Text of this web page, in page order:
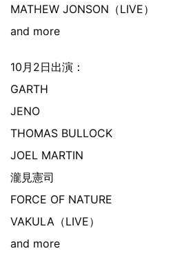
MATHEW JONSON（LIVE）
and more
10月2日出演：
GARTH
JENO
THOMAS BULLOCK
JOEL MARTIN
瀧見憲司
FORCE OF NATURE
VAKULA（LIVE）
and more